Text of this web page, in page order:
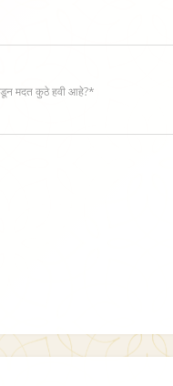
मदत कुठे हवी आहे?*